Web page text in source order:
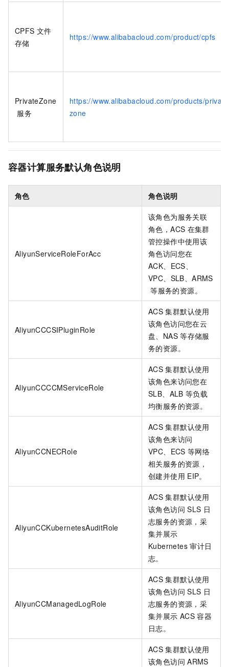
CPFS 文件
存储
https://www.alibabacloud.com/product/cpfs
PrivateZone
服务
https://www.alibabacloud.com/products/
zone
容器计算服务默认角色说明
角色 角色说明
AliyunServiceRoleForAcc
该角色为服务关联
角色，ACS 在集群
管控操作中使用该
角色访问您在
ACK、ECS、
VPC、SLB、ARMS
等服务的资源。
AliyunCCCSIPluginRole
ACS 集群默认使用
该角色访问您在云
盘、NAS 等存储服
务的资源。
AliyunCCCCMServiceRole
ACS 集群默认使用
该角色来访问您在
SLB、ALB 等负载
均衡服务的资源。
AliyunCCNECRole
ACS 集群默认使用
该角色来访问
VPC、ECS 等网络
相关服务的资源，
创建并使用 EIP。
AliyunCCKubernetesAuditRole
ACS 集群默认使用
该角色访问 SLS 日
志服务的资源，采
集并展示
Kubernetes 审计日
志。
AliyunCCManagedLogRole
ACS 集群默认使用
该角色访问 SLS 日
志服务的资源，采
集并展示 ACS 容器
日志。
ACS 集群默认使用
该角色访问 ARMS